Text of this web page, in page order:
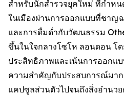
สำหรับนักสำรวจยุคใหม่ ที่กำห
ในเมืองผ่านการออกแบบที่ชาญ
และการดื่มด่ำกับวัฒนธรรม
ขึ้นในใจกลางโซโห ลอนดอน โ
ประสิทธิภาพและเน้นการออกแ
ความสำคัญกับประสบการณ์มา
แคปซูลส่วนตัวไปจนถึงสิ่งอำนว